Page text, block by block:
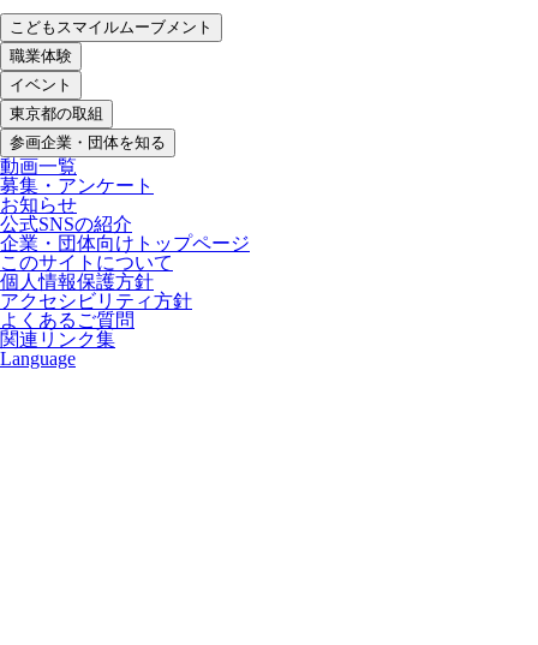
こどもスマイルムーブメント
職業体験
イベント
東京都の取組
参画企業・団体を知る
動画一覧
募集・アンケート
お知らせ
公式SNSの紹介
企業・団体向けトップページ
このサイトについて
個人情報保護方針
アクセシビリティ方針
よくあるご質問
関連リンク集
Language